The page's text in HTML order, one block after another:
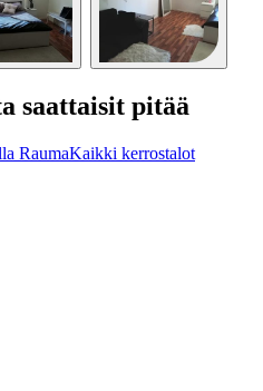
saattaisit pitää
RaumaKaikki kerrostalot